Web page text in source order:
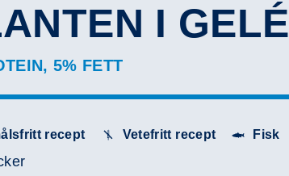
I GELÉ
5% FETT
recept Vetefritt recept Fisk